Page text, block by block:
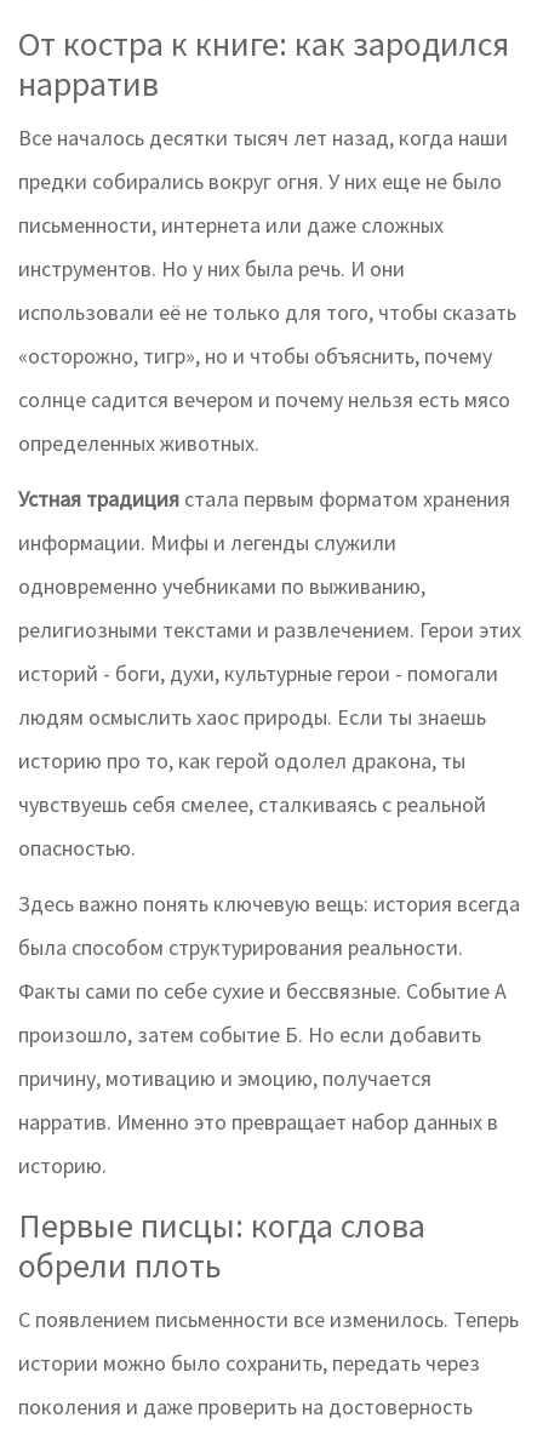
От костра к книге: как зародился
нарратив
Все началось десятки тысяч лет назад, когда наши
предки собирались вокруг огня. У них еще не было
письменности, интернета или даже сложных
инструментов. Но у них была речь. И они
использовали её не только для того, чтобы сказать
«осторожно, тигр», но и чтобы объяснить, почему
солнце садится вечером и почему нельзя есть мясо
определенных животных.
Устная традиция стала первым форматом хранения
информации. Мифы и легенды служили
одновременно учебниками по выживанию,
религиозными текстами и развлечением. Герои этих
историй - боги, духи, культурные герои - помогали
людям осмыслить хаос природы. Если ты знаешь
историю про то, как герой одолел дракона, ты
чувствуешь себя смелее, сталкиваясь с реальной
опасностью.
Здесь важно понять ключевую вещь: история всегда
была способом структурирования реальности.
Факты сами по себе сухие и бессвязные. Событие А
произошло, затем событие Б. Но если добавить
причину, мотивацию и эмоцию, получается
нарратив. Именно это превращает набор данных в
историю.
Первые писцы: когда слова
обрели плоть
С появлением письменности все изменилось. Теперь
истории можно было сохранить, передать через
поколения и даже проверить на достоверность